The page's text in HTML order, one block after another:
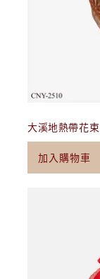
大溪地熱帶花束
定
價
$89.00 USD
加入購物車